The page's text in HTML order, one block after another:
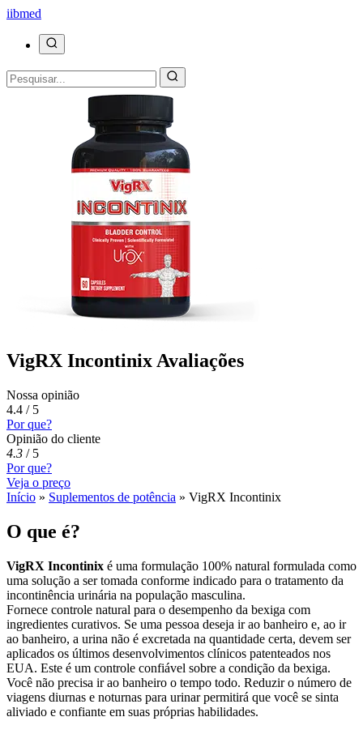
iibmed
VigRX Incontinix Avaliações
Nossa opinião
4.4 / 5
Por que?
Opinião do cliente
4.3 / 5
Por que?
Veja o preço
Início » Suplementos de potência » VigRX Incontinix
O que é?
VigRX Incontinix é uma formulação 100% natural formulada como
uma solução a ser tomada conforme indicado para o tratamento da
incontinência urinária na população masculina.
Fornece controle natural para o desempenho da bexiga com
ingredientes curativos. Se uma pessoa deseja ir ao banheiro e, ao ir
ao banheiro, a urina não é excretada na quantidade certa, devem ser
aplicados os últimos desenvolvimentos clínicos patenteados nos
EUA. Este é um controle confiável sobre a condição da bexiga.
Você não precisa ir ao banheiro o tempo todo. Reduzir o número de
viagens diurnas e noturnas para urinar permitirá que você se sinta
aliviado e confiante em suas próprias habilidades.